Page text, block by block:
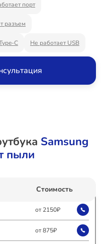
порт
разъем
C Не работает USB
Samsung
пыли
Стоимость
от 2150₽
от 875₽
шкафов